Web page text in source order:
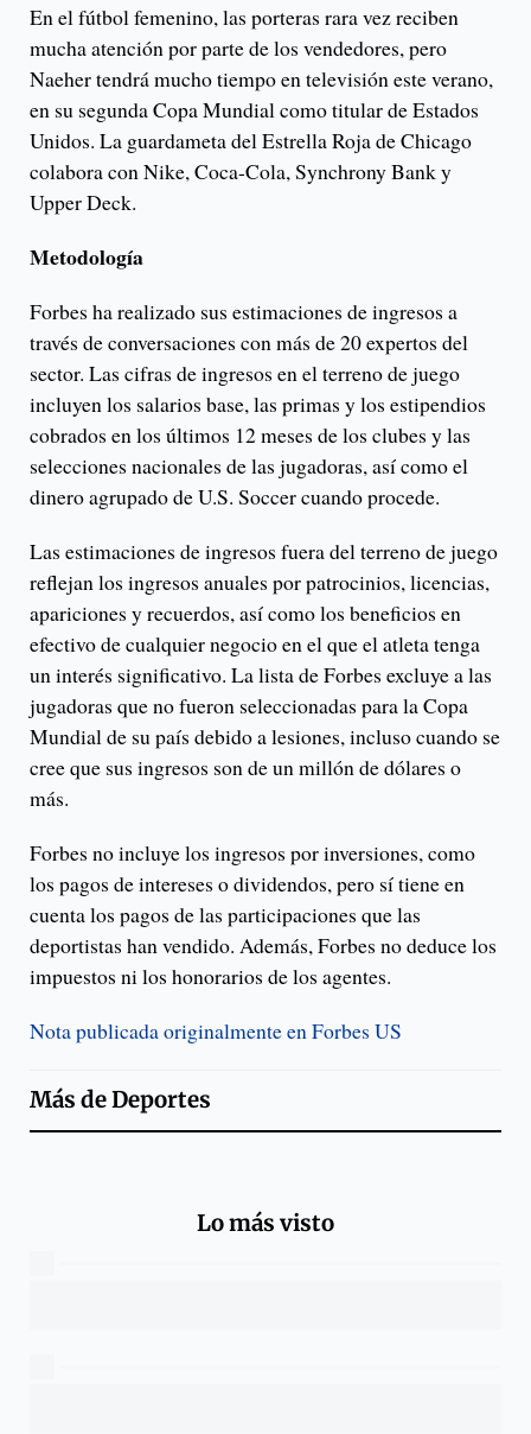
En el fútbol femenino, las porteras rara vez reciben
mucha atención por parte de los vendedores, pero
Naeher tendrá mucho tiempo en televisión este verano,
en su segunda Copa Mundial como titular de Estados
Unidos. La guardameta del Estrella Roja de Chicago
colabora con Nike, Coca-Cola, Synchrony Bank y
Upper Deck.
Metodología
Forbes ha realizado sus estimaciones de ingresos a
través de conversaciones con más de 20 expertos del
sector. Las cifras de ingresos en el terreno de juego
incluyen los salarios base, las primas y los estipendios
cobrados en los últimos 12 meses de los clubes y las
selecciones nacionales de las jugadoras, así como el
dinero agrupado de U.S. Soccer cuando procede.
Las estimaciones de ingresos fuera del terreno de juego
reflejan los ingresos anuales por patrocinios, licencias,
apariciones y recuerdos, así como los beneficios en
efectivo de cualquier negocio en el que el atleta tenga
un interés significativo. La lista de Forbes excluye a las
jugadoras que no fueron seleccionadas para la Copa
Mundial de su país debido a lesiones, incluso cuando se
cree que sus ingresos son de un millón de dólares o
más.
Forbes no incluye los ingresos por inversiones, como
los pagos de intereses o dividendos, pero sí tiene en
cuenta los pagos de las participaciones que las
deportistas han vendido. Además, Forbes no deduce los
impuestos ni los honorarios de los agentes.
Nota publicada originalmente en Forbes US
Más deDeportes
Lo más visto